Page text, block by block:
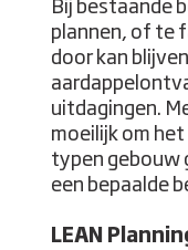
Bij bestaande
plannen, of te
door kan
uitdagingen.
moeilijk om
typen gebouw
een bepaalde
LEAN